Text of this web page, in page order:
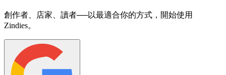
創作者、店家、讀者──以最適合你的方式，開始使用
Zindies。